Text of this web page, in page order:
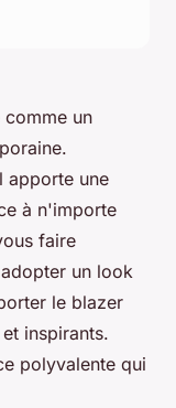
un
apporte une
à n'importe
faire
un look
le blazer
inspirants.
polyvalente qui